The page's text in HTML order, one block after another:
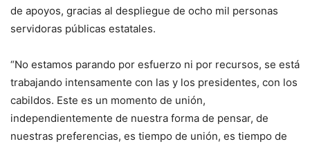
de apoyos, gracias al despliegue de ocho mil personas
servidoras públicas estatales.
“No estamos parando por esfuerzo ni por recursos, se está
trabajando intensamente con las y los presidentes, con los
cabildos. Este es un momento de unión,
independientemente de nuestra forma de pensar, de
nuestras preferencias, es tiempo de unión, es tiempo de